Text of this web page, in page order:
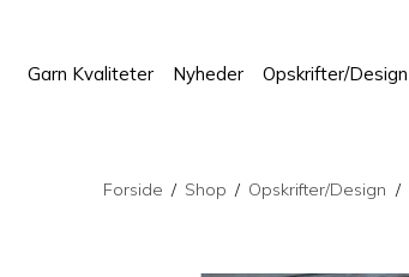
Garn Kvaliteter Nyheder Opskrifter/Design
Forside / Shop / Opskrifter/Design /